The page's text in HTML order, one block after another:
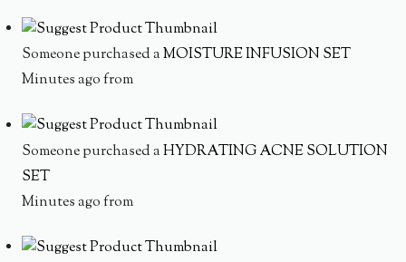
Someone purchased aMOISTURE INFUSION SET
Minutes ago from
Someone purchased aHYDRATING ACNE SOLUTION
SET
Minutes ago from